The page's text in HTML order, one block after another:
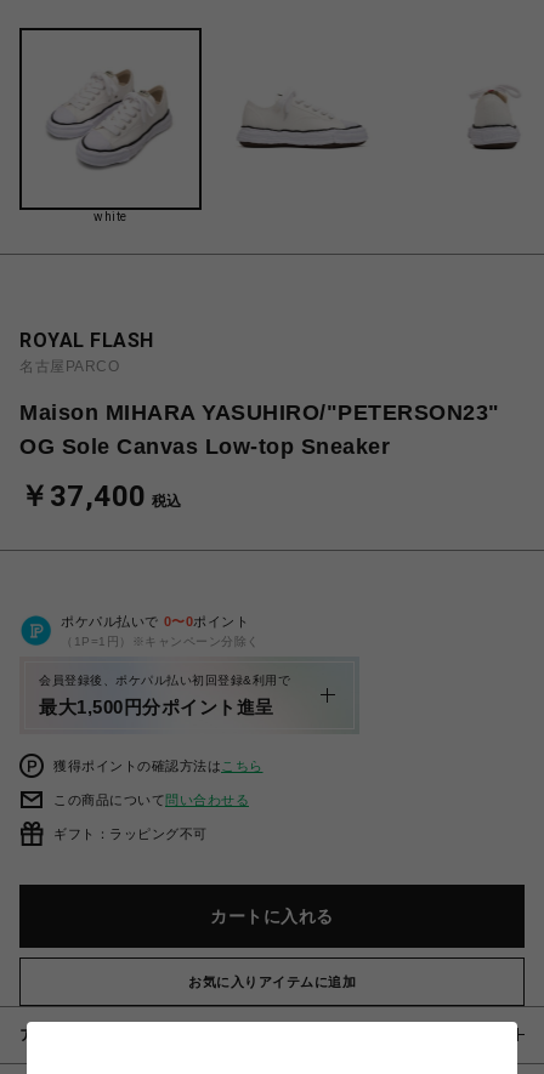
white
ROYAL FLASH
名古屋PARCO
Maison MIHARA YASUHIRO/"PETERSON23"
OG Sole Canvas Low-top Sneaker
￥37,400 税込
ポケパル払いで 0〜0ポイント
（1P=1円）※キャンペーン分除く
会員登録後、ポケパル払い初回登録&利用で
最大1,500円分ポイント進呈
獲得ポイントの確認方法は こちら
この商品について問い合わせる
ギフト：ラッピング不可
カートに入れる
お気に入りアイテムに追加
アイテム説明 / 素材